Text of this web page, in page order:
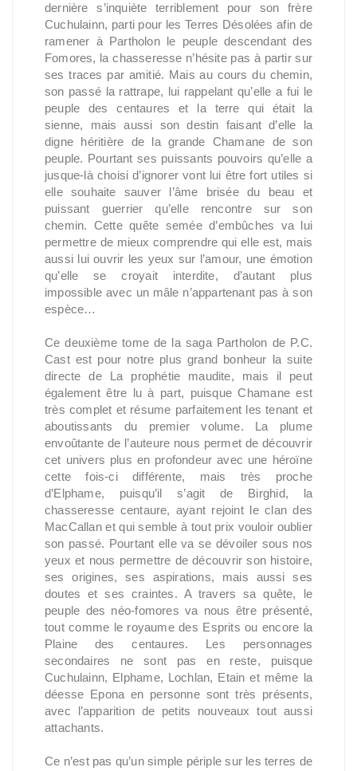
dernière s’inquiète terriblement pour son frère
Cuchulainn, parti pour les Terres Désolées afin de
ramener à Partholon le peuple descendant des
Fomores, la chasseresse n’hésite pas à partir sur
ses traces par amitié. Mais au cours du chemin,
son passé la rattrape, lui rappelant qu’elle a fui le
peuple des centaures et la terre qui était la
sienne, mais aussi son destin faisant d’elle la
digne héritière de la grande Chamane de son
peuple. Pourtant ses puissants pouvoirs qu’elle a
jusque-là choisi d’ignorer vont lui être fort utiles si
elle souhaite sauver l’âme brisée du beau et
puissant guerrier qu’elle rencontre sur son
chemin. Cette quête semée d’embûches va lui
permettre de mieux comprendre qui elle est, mais
aussi lui ouvrir les yeux sur l’amour, une émotion
qu’elle se croyait interdite, d’autant plus
impossible avec un mâle n’appartenant pas à son
espèce…
Ce deuxième tome de la saga Partholon de P.C.
Cast est pour notre plus grand bonheur la suite
directe de La prophétie maudite, mais il peut
également être lu à part, puisque Chamane est
très complet et résume parfaitement les tenant et
aboutissants du premier volume. La plume
envoûtante de l’auteure nous permet de découvrir
cet univers plus en profondeur avec une héroïne
cette fois-ci différente, mais très proche
d’Elphame, puisqu’il s’agit de Birghid, la
chasseresse centaure, ayant rejoint le clan des
MacCallan et qui semble à tout prix vouloir oublier
son passé. Pourtant elle va se dévoiler sous nos
yeux et nous permettre de découvrir son histoire,
ses origines, ses aspirations, mais aussi ses
doutes et ses craintes. A travers sa quête, le
peuple des néo-fomores va nous être présenté,
tout comme le royaume des Esprits ou encore la
Plaine des centaures. Les personnages
secondaires ne sont pas en reste, puisque
Cuchulainn, Elphame, Lochlan, Etain et même la
déesse Epona en personne sont très présents,
avec l’apparition de petits nouveaux tout aussi
attachants.
Ce n’est pas qu’un simple périple sur les terres de